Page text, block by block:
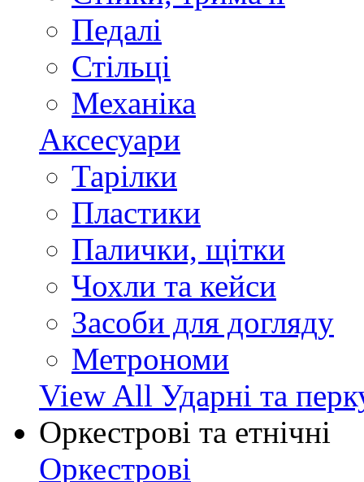
Педалі
Стільці
Механіка
Аксесуари
Тарілки
Пластики
Палички, щітки
Чохли та кейси
Засоби для догляду
Метрономи
View All Ударні та
Оркестрові та етнічні
Оркестрові